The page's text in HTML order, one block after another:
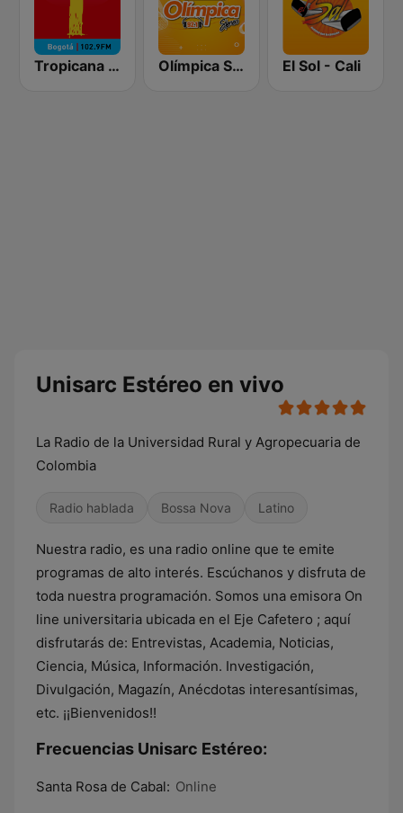
Tropicana Bogotá Olímpica Stereo Barranquilla 92.1 FM El Sol - Cali
Unisarc Estéreo en vivo
La Radio de la Universidad Rural y Agropecuaria de
Colombia
Radio hablada Bossa Nova Latino
Nuestra radio, es una radio online que te emite
programas de alto interés. Escúchanos y disfruta de
toda nuestra programación. Somos una emisora On
line universitaria ubicada en el Eje Cafetero ; aquí
disfrutarás de: Entrevistas, Academia, Noticias,
Ciencia, Música, Información. Investigación,
Divulgación, Magazín, Anécdotas interesantísimas,
etc. ¡¡Bienvenidos!!
Frecuencias Unisarc Estéreo:
Santa Rosa de Cabal: Online